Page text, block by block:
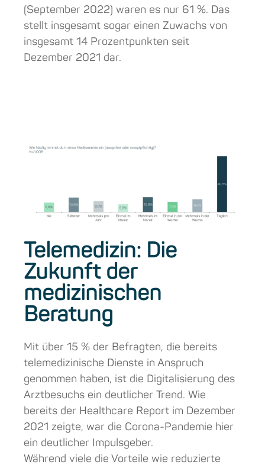
(September 2022) waren es nur 61 %. Das
stellt insgesamt sogar einen Zuwachs von
insgesamt 14 Prozentpunkten seit
Dezember 2021 dar.
Telemedizin: Die
Zukunft der
medizinischen
Beratung
Mit über 15 % der Befragten, die bereits
telemedizinische Dienste in Anspruch
genommen haben, ist die Digitalisierung des
Arztbesuchs ein deutlicher Trend. Wie
bereits der Healthcare Report im Dezember
2021 zeigte, war die Corona-Pandemie hier
ein deutlicher Impulsgeber.
Während viele die Vorteile wie reduzierte